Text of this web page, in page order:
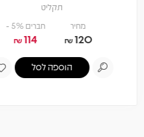
תקליט
מחיר
120
₪
חברים 5% -
114
₪
הוספה לסל